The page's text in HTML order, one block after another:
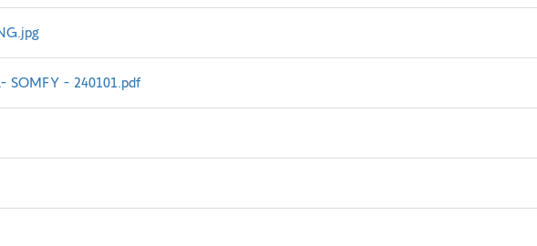
SOMFY - 240101.pdf